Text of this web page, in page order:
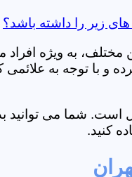
مختلف، به ویژه
و با توجه به علائمی
است. شما می
کنید.